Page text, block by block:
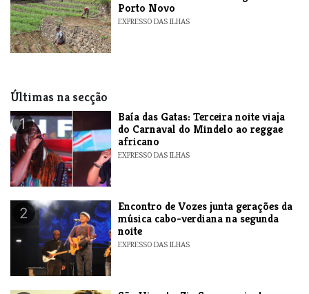
Porto Novo
EXPRESSO DAS ILHAS
Últimas na secção
1
Baía das Gatas: Terceira noite viaja
do Carnaval do Mindelo ao reggae
africano
EXPRESSO DAS ILHAS
2
Encontro de Vozes junta gerações da
música cabo-verdiana na segunda
noite
EXPRESSO DAS ILHAS